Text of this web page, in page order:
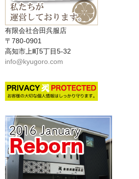
有限会社合田呉服店
〒780-0901
高知市上町5丁目5-32
info@kyugoro.com